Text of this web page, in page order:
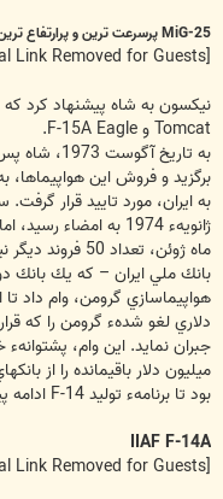
MiG-25 پرسرعت ترين و پرارتفاع ترين جنگندهء شکاري در جهان
Tomcat و F-15A Eagle.
ژانويهء 1974 به
ماه ژوئن، تعداد
دلاري لغو شدهء گرومن را كه
ميليون دلار باقيمانده را از
بود تا برنامهء توليد F-14 ادامه پيدا كند.
IIAF F-14A